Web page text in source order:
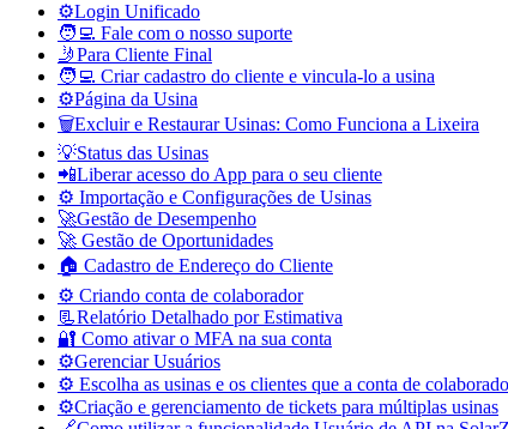
⚙️Login Unificado
🧑‍💻 Fale com o nosso suporte
🤳Para Cliente Final
🧑‍💻 Criar cadastro do cliente e vincula-lo a usina
⚙️Página da Usina
🗑️Excluir e Restaurar Usinas: Como Funciona a Lixeira
💡Status das Usinas
📲Liberar acesso do App para o seu cliente
⚙️ Importação e Configurações de Usinas
🚀Gestão de Desempenho
🚀 Gestão de Oportunidades
🏠 Cadastro de Endereço do Cliente
⚙️ Criando conta de colaborador
📃Relatório Detalhado por Estimativa
🔐 Como ativar o MFA na sua conta
⚙️Gerenciar Usuários
⚙️ Escolha as usinas e os clientes que a conta de
⚙️Criação e gerenciamento de tickets para múltiplas usinas